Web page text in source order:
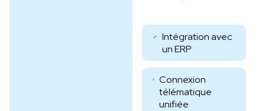
Intégration avec
un ERP
Connexion
télématique
unifiée